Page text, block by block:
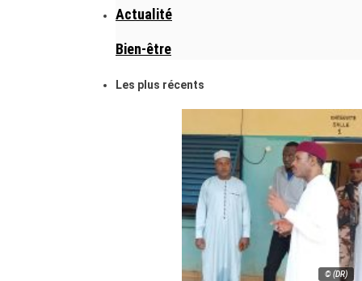
Actualité
Bien-être
Les plus récents
© (DR)